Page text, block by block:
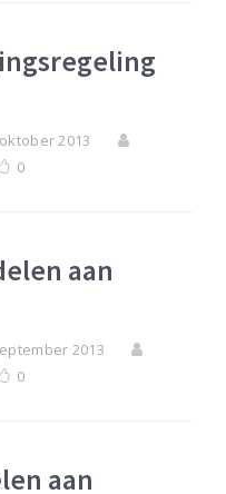
2013
0
aan
2013
0
aan